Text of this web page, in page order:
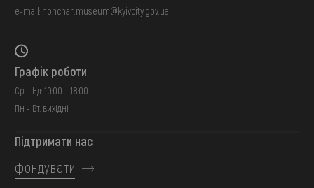
e-mail: honchar.museum@kyivcity.gov.ua
Графік роботи
Ср - Нд: 10:00 - 18:00
Пн - Вт: вихідні
Підтримати нас
фондувати